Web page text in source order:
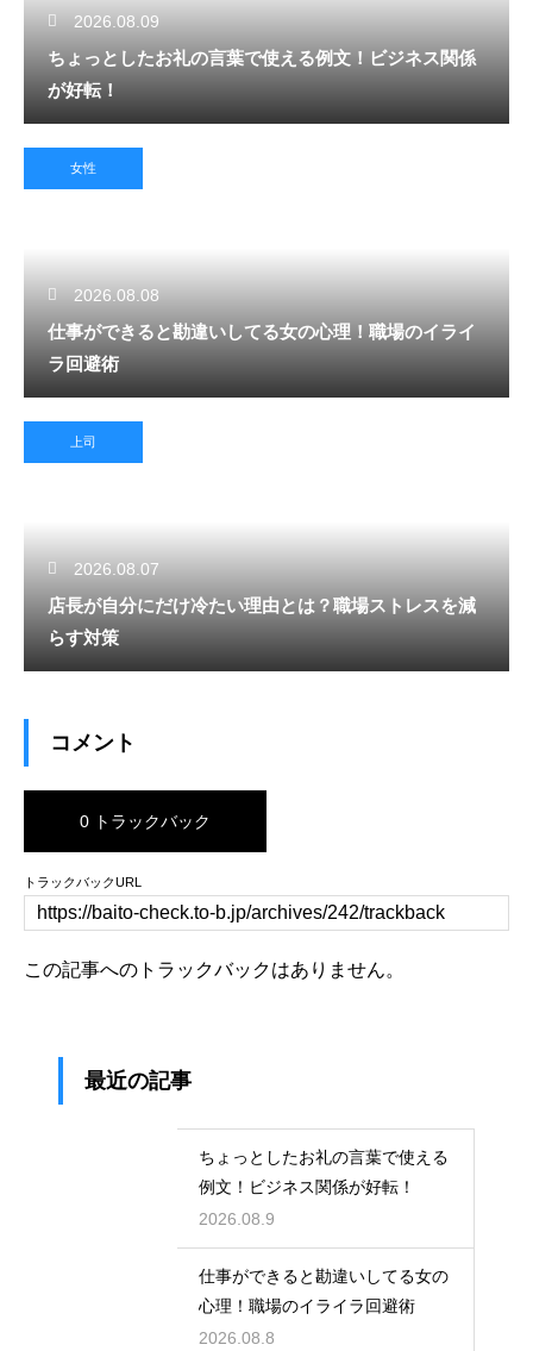
2026.08.09
ちょっとしたお礼の言葉で使える例文！ビジネス関係
が好転！
女性
2026.08.08
仕事ができると勘違いしてる女の心理！職場のイライ
ラ回避術
上司
2026.08.07
店長が自分にだけ冷たい理由とは？職場ストレスを減
らす対策
コメント
0 トラックバック
トラックバックURL
この記事へのトラックバックはありません。
最近の記事
ちょっとしたお礼の言葉で使える
例文！ビジネス関係が好転！
2026.08.9
仕事ができると勘違いしてる女の
心理！職場のイライラ回避術
2026.08.8